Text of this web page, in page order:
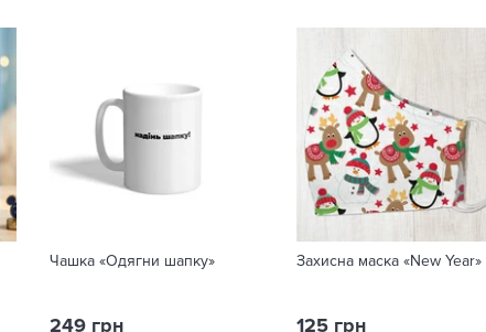
Чашка «Одягни шапку»
249 грн
Захисна маска «New Year»
125 грн